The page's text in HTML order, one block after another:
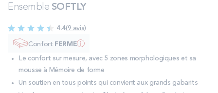
PROMOS
Technologie bultex
Nos engagements
Ensemble SOFTLY
4.4(9 avis)
Confort FERME
Le confort sur mesure, avec 5 zones morphologiques et sa
mousse à Mémoire de forme
Un soutien en tous points qui convient aux grands gabarits